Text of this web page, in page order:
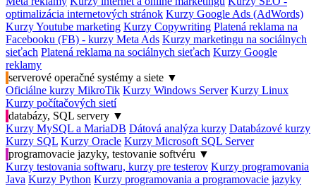
optimalizácia internetových stránok Kurzy Google Ads (AdWords)
Kurzy Youtube marketing Kurzy Copywriting Platená reklama na
Facebooku (FB) - kurzy Meta Ads Kurzy marketingu na sociálnych
sieťach Platená reklama na sociálnych sieťach Kurzy Google
reklamy
serverové operačné systémy a siete ▼
Oficiálne kurzy MikroTik Kurzy Windows Server Kurzy Linux
Kurzy počítačových sietí
databázy, SQL servery ▼
Kurzy MySQL a MariaDB Dátová analýza kurzy Databázové kurzy
Kurzy SQL Kurzy Oracle Kurzy Microsoft SQL Server
programovacie jazyky, testovanie softvéru ▼
Kurzy testovania softwaru, kurzy pre testerov Kurzy programovania
Java Kurzy Python Kurzy programovania a programovacie jazyky